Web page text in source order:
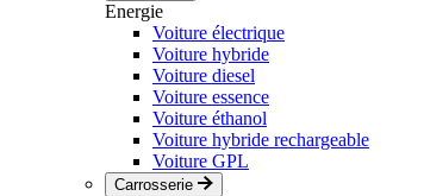
Energie
Voiture électrique
Voiture hybride
Voiture diesel
Voiture essence
Voiture éthanol
Voiture hybride rechargeable
Voiture GPL
Carrosserie